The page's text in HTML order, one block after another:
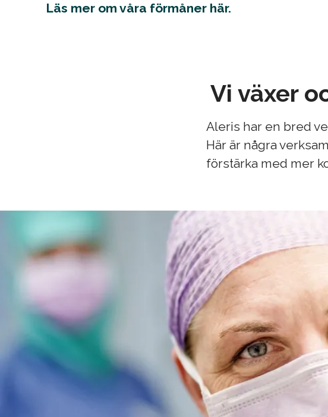
Läs mer om våra förmåner här.
Vi växer
Aleris har en bred
Här är några
förstärka med mer